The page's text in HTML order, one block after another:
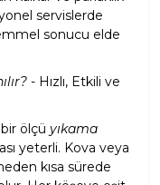
servislerde
sonucu elde
- Hızlı, Etkili ve
ölçü yıkama
yeterli. Kova veya
kısa sürede